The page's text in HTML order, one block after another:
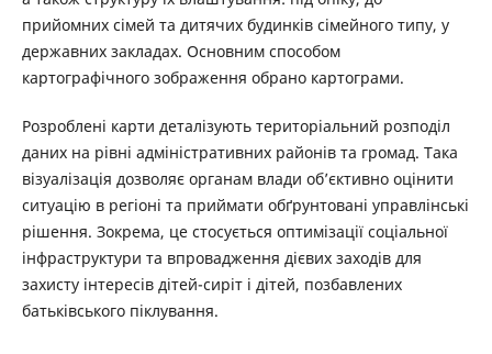
прийомних сімей та дитячих будинків сімейного типу, у
державних закладах. Основним способом
картографічного зображення обрано картограми.
Розроблені карти деталізують територіальний розподіл
даних на рівні адміністративних районів та громад. Така
візуалізація дозволяє органам влади об’єктивно оцінити
ситуацію в регіоні та приймати обґрунтовані управлінські
рішення. Зокрема, це стосується оптимізації соціальної
інфраструктури та впровадження дієвих заходів для
захисту інтересів дітей-сиріт і дітей, позбавлених
батьківського піклування.